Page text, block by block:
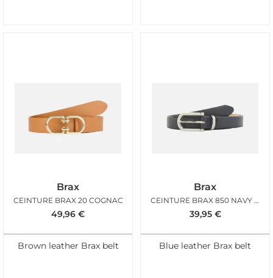
Brax
CEINTURE BRAX 20 COGNAC
49,96 €
Brown leather Brax belt
Brax
CEINTURE BRAX 850 NAVY BLUE
39,95 €
Blue leather Brax belt